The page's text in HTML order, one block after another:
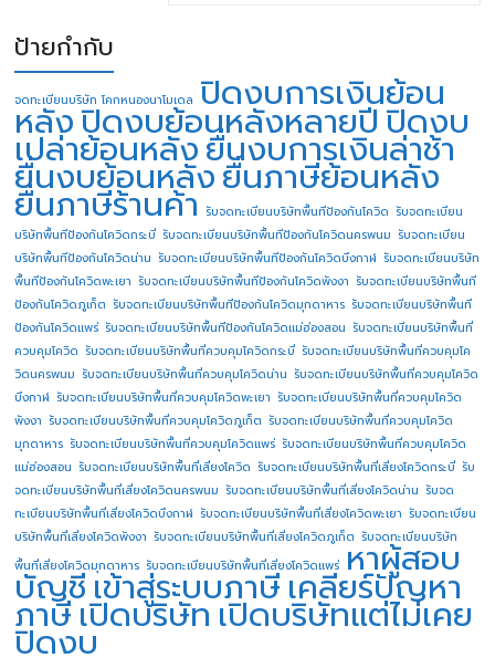
ป้ายกำกับ
จดทะเบียนบริษัท โคกหนองนาโมเดล ปิดงบการเงินย้อน
หลังปิดงบย้อนหลังหลายปี ปิดงบ
เปล่าย้อนหลังยื่นงบการเงินล่าช้า
ยื่นงบย้อนหลังยื่นภาษีย้อนหลัง
ยื่นภาษีร้านค้า รับจดทะเบียนบริษัทพื้นทีป้องกันโควิด รับจดทะเบียน
บริษัทพื้นทีป้องกันโควิดกระบี่ รับจดทะเบียนบริษัทพื้นทีป้องกันโควิดนครพนม รับจดทะเบียน
บริษัทพื้นทีป้องกันโควิดน่าน รับจดทะเบียนบริษัทพื้นทีป้องกันโควิดบึงกาฬ รับจดทะเบียนบริษัท
พื้นทีป้องกันโควิดพะเยา รับจดทะเบียนบริษัทพื้นทีป้องกันโควิดพังงา รับจดทะเบียนบริษัทพื้นที
ป้องกันโควิดภูเก็ต รับจดทะเบียนบริษัทพื้นทีป้องกันโควิดมุกดาหาร รับจดทะเบียนบริษัทพื้นที
ป้องกันโควิดแพร่ รับจดทะเบียนบริษัทพื้นทีป้องกันโควิดแม่ฮ่องสอน รับจดทะเบียนบริษัทพื้นที่
ควบคุมโควิด รับจดทะเบียนบริษัทพื้นที่ควบคุมโควิดกระบี่ รับจดทะเบียนบริษัทพื้นที่ควบคุมโค
วิดนครพนม รับจดทะเบียนบริษัทพื้นที่ควบคุมโควิดน่าน รับจดทะเบียนบริษัทพื้นที่ควบคุมโควิด
บึงกาฬ รับจดทะเบียนบริษัทพื้นที่ควบคุมโควิดพะเยา รับจดทะเบียนบริษัทพื้นที่ควบคุมโควิด
พังงา รับจดทะเบียนบริษัทพื้นที่ควบคุมโควิดภูเก็ต รับจดทะเบียนบริษัทพื้นที่ควบคุมโควิด
มุกดาหาร รับจดทะเบียนบริษัทพื้นที่ควบคุมโควิดแพร่ รับจดทะเบียนบริษัทพื้นที่ควบคุมโควิด
แม่ฮ่องสอน รับจดทะเบียนบริษัทพื้นที่เสี่ยงโควิด รับจดทะเบียนบริษัทพื้นที่เสี่ยงโควิดกระบี่ รับ
จดทะเบียนบริษัทพื้นที่เสี่ยงโควิดนครพนม รับจดทะเบียนบริษัทพื้นที่เสี่ยงโควิดน่าน รับจด
ทะเบียนบริษัทพื้นที่เสี่ยงโควิดบึงกาฬ รับจดทะเบียนบริษัทพื้นที่เสี่ยงโควิดพะเยา รับจดทะเบียน
บริษัทพื้นที่เสี่ยงโควิดพังงา รับจดทะเบียนบริษัทพื้นที่เสี่ยงโควิดภูเก็ต รับจดทะเบียนบริษัท
พื้นที่เสี่ยงโควิดมุกดาหาร รับจดทะเบียนบริษัทพื้นที่เสี่ยงโควิดแพร่ หาผู้สอบ
บัญชี เข้าสู่ระบบภาษี เคลียร์ปัญหา
ภาษีเปิดบริษัทเปิดบริษัทแต่ไม่เคย
ปิดงบ